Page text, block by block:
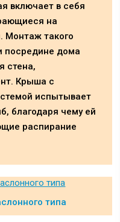
включает в себя
на
Монтаж такого
посредине дома
стена,
Крыша с
испытывает
благодаря чему ей
распирание
типа